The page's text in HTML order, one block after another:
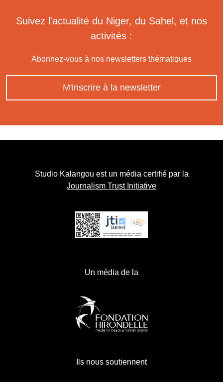
Suivez l'actualité du Niger, du Sahel, et nos
activités :
Abonnez-vous à nos newsletters thématiques
M'inscrire à la newsletter
Studio Kalangou est un média certifié par la
Journalism Trust Initiative
Un média de la
Ils nous soutiennent